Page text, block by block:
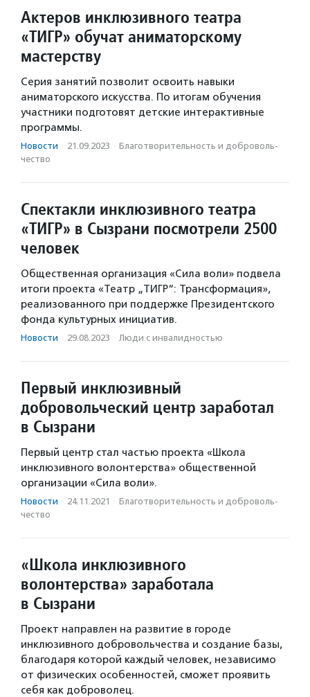
Актеров инклюзивного театра
«ТИГР» обучат аниматорскому
мастерству
Серия занятий позволит освоить навыки
аниматорского искусства. По итогам обучения
участники подготовят детские интерактивные
программы.
Новости · 21.09.2023 · Благотвори­тель­ность и доброволь­
чест­во
Спектакли инклюзивного театра
«ТИГР» в Сызрани посмотрели 2500
человек
Общественная организация «Сила воли» подвела
итоги проекта «Театр „ТИГР“: Трансформация»,
реализованного при поддержке Президентского
фонда культурных инициатив.
Новости · 29.08.2023 · Люди с инвалидностью
Первый инклюзивный
добровольческий центр заработал
в Сызрани
Первый центр стал частью проекта «Школа
инклюзивного волонтерства» общественной
организации «Сила воли».
Новости · 24.11.2021 · Благотвори­тель­ность и доброволь­
чест­во
«Школа инклюзивного
волонтерства» заработала
в Сызрани
Проект направлен на развитие в городе
инклюзивного добровольчества и создание базы,
благодаря которой каждый человек, независимо
от физических особенностей, сможет проявить
себя как доброволец.